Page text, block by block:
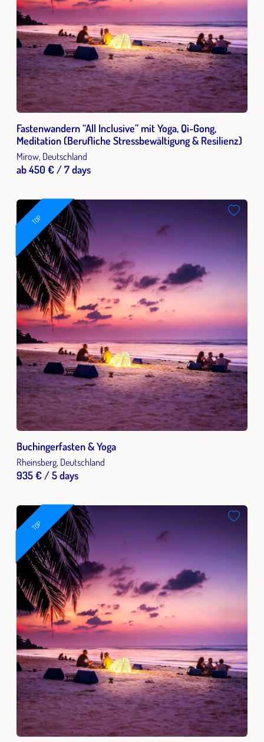
Fastenwandern “All Inclusive” mit Yoga, Qi-Gong,
Meditation (Berufliche Stressbewältigung & Resilienz)
Mirow, Deutschland
ab 450 € / 7 days
TOP
Buchingerfasten & Yoga
Rheinsberg, Deutschland
935 € / 5 days
TOP